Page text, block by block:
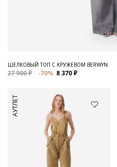
ШЕЛКОВЫЙ ТОП С КРУЖЕВОМ BERWYN
27 900 ₽ -70% 8 370 ₽
АУТЛЕТ